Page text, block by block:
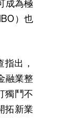
成為極
）也
指出，
融業整
獨鬥不
拓新業